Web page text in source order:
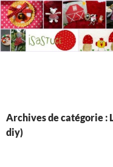
Aller
au
contenu
Archives de catégorie :
diy)